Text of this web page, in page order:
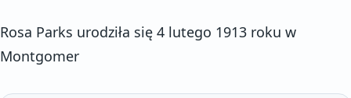
Rosa Parks urodziła się 4 lutego 1913 roku w
Montgomer